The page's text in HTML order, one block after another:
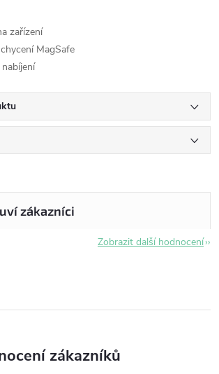
zařízení
MagSafe
Zobrazit další hodnocení
zákazníků